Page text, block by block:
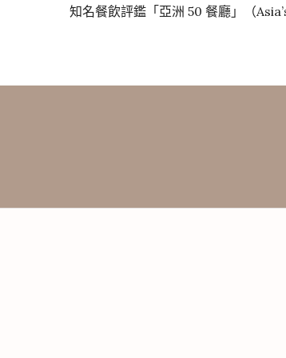
知名餐飲評鑑「亞洲 50 餐廳」（